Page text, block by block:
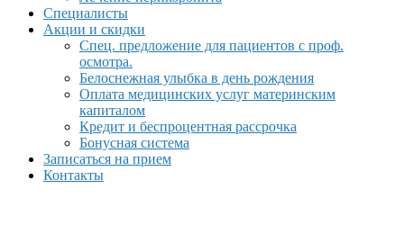
Специалисты
Акции и скидки
Спец. предложение для пациентов с проф.
осмотра.
Белоснежная улыбка в день рождения
Оплата медицинских услуг материнским
капиталом
Кредит и беспроцентная рассрочка
Бонусная система
Записаться на прием
Контакты